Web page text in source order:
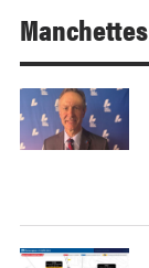
Manchettes